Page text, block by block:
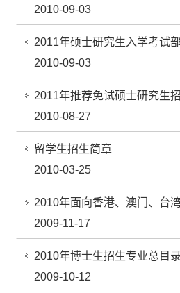
2010-09-03
2011年硕士研究生入学考试
2010-09-03
2011年推荐免试硕士研究生
2010-08-27
留学生招生简章
2010-03-25
2010年面向香港、澳门、台
2009-11-17
2010年博士生招生专业总目录
2009-10-12